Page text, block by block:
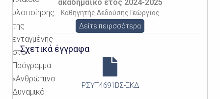
υλοποίησης
της
ενταγμένης
στο
Πρόγραμμα
«Ανθρώπινο
Δυναμικό
ακαδημαϊκό έτος 2024-2025
Καθηγητής Δεδούσης Γεώργιος
Δείτε πειρσσότερα
Σχετικά έγγραφα
ΡΣΥΤ4691ΒΣ-ΞΚΔ